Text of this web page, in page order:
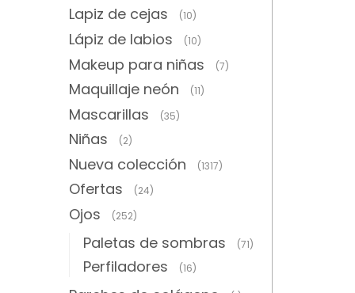
Lapiz de cejas (10)
Lápiz de labios (10)
Makeup para niñas (7)
Maquillaje neón (11)
Mascarillas (35)
Niñas (2)
Nueva colección (1317)
Ofertas (24)
Ojos (252)
Paletas de sombras (71)
Perfiladores (16)